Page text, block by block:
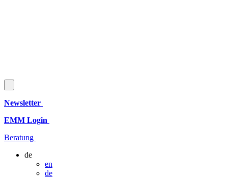
Newsletter
EMM Login
Beratung
de
en
de